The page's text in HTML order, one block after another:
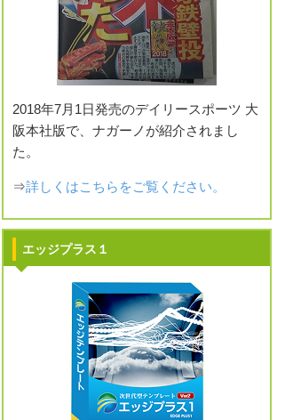
2018年7月1日発売のデイリースポーツ 大
阪本社版で、ナガーノが紹介されまし
た。
⇒詳しくはこちらをご覧ください。
エッジプラス１